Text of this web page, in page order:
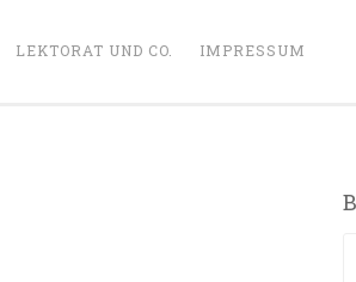
LEKTORAT UND CO. IMPRESSUM